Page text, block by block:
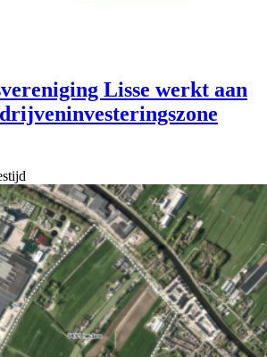
Lisse werkt aan